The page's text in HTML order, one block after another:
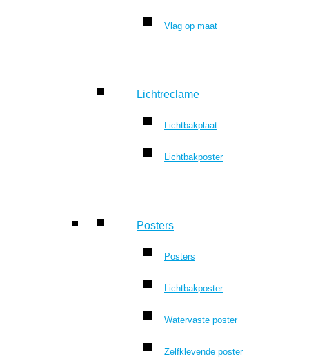
Vlag op maat
Lichtreclame
Lichtbakplaat
Lichtbakposter
Posters
Posters
Lichtbakposter
Watervaste poster
Zelfklevende poster